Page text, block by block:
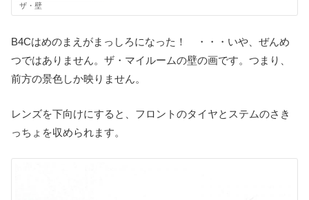
ザ・壁
B4Cはめのまえがまっしろになった！ ・・・いや、ぜんめ
つではありません。ザ・マイルームの壁の画です。つまり、
前方の景色しか映りません。
レンズを下向けにすると、フロントのタイヤとステムのさき
っちょを収められます。